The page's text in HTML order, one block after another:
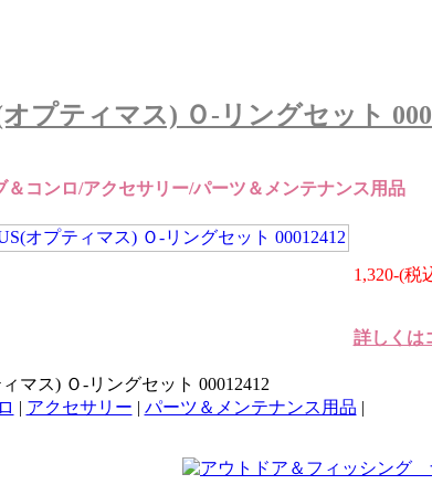
プティマス) Ｏ‐リングセット
＆コンロ/アクセサリー/パーツ＆メンテナンス用品
1,320-(税
詳しくは
マス) Ｏ‐リングセット 00012412
| アクセサリー | パーツ＆メンテナンス用品 |